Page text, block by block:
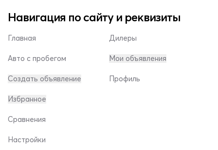
Навигация по сайту и реквизиты
Главная
Авто с пробегом
Создать объявление
Дилеры
Мои объявления
Профиль
Избранное
Сравнения
Настройки